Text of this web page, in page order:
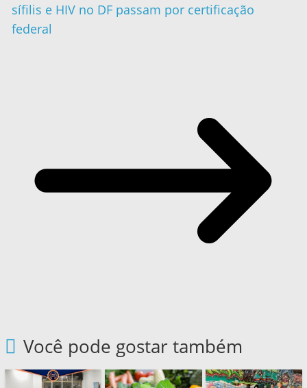
sífilis e HIV no DF passam por certificação
federal
Você pode gostar também